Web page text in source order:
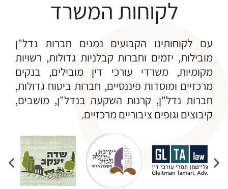
לקוחות המשרד
עם לקוחותינו הקבועים נמנים חברות נדל"ן
מובילות, יזמים וחברות קבלניות גדולות, רשויות
מקומיות, משרדי עורכי דין מובילים, בנקים
מרכזיים ומוסדות פיננסיים, חברות ביטוח גדולות,
חברות נדל"ן, קרנות השקעה בנדל"ן, מושבים,
קיבוצים וגופים ציבוריים מרכזיים.